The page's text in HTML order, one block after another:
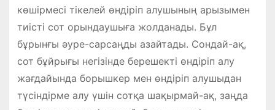
көшірмесі тікелей өндіріп алушының арызымен
тиісті сот орындаушыға жолданады. Бұл
бұрынғы әуре-сарсаңды азайтады. Сондай-ақ,
сот бұйрығы негізінде берешекті өндіріп алу
жағдайында борышкер мен өндіріп алушыдан
түсіндірме алу үшін сотқа шақырмай-ақ, заңда